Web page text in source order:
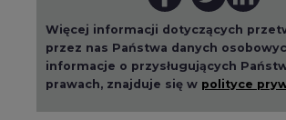
Więcej informacji dotyczących
przez nas Państwa danych
informacje o przysługujących
prawach, znajduje się w polityce